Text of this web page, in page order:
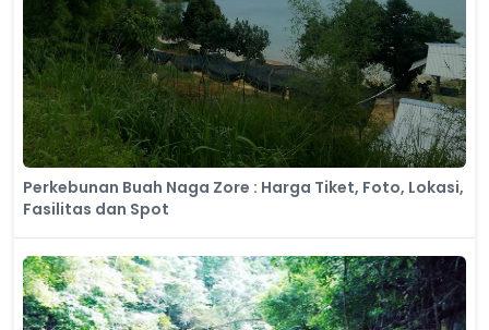
Perkebunan Buah Naga Zore : Harga Tiket, Foto, Lokasi,
Fasilitas dan Spot